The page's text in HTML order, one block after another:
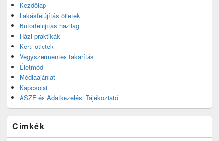
Kezdőlap
Lakásfelújítás ötletek
Bútorfelújítás házilag
Házi praktikák
Kerti ötletek
Vegyszermentes takarítás
Életmód
Médiaajánlat
Kapcsolat
ÁSZF és Adatkezelési Tájékoztató
Címkék